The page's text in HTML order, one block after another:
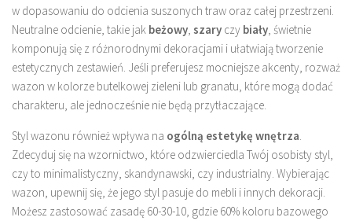
w dopasowaniu do odcienia suszonych traw oraz całej przestrzeni.
Neutralne odcienie, takie jak beżowy szary czy biały , świetnie
komponują się z różnorodnymi dekoracjami i ułatwiają tworzenie
estetycznych zestawień. Jeśli preferujesz mocniejsze akcenty, rozważ
wazon w kolorze butelkowej zieleni lub granatu, które mogą dodać
charakteru, ale jednocześnie nie będą przytłaczające.
Styl wazonu również wpływa na ogólną estetykę wnętrza
Zdecyduj się na wzornictwo, które odzwierciedla Twój osobisty styl,
czy to minimalistyczny, skandynawski, czy industrialny. Wybierając
wazon, upewnij się, że jego styl pasuje do mebli i innych dekoracji.
Możesz zastosować zasadę 60-30-10, gdzie 60% koloru bazowego